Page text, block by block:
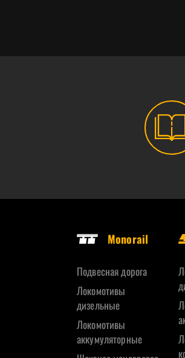
Monorail
Подвесная дорога
Локомотивы
дизельные
Локомотивы
аккумуляторные